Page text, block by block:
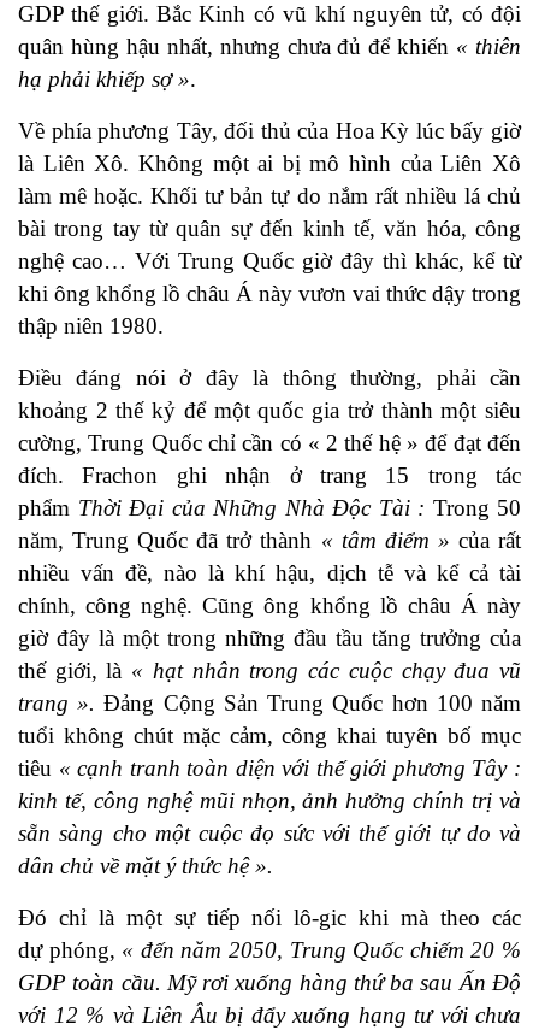
GDP thế giới. Bắc Kinh có vũ khí nguyên tử, có đội
quân hùng hậu nhất, nhưng chưa đủ để khiến « thiên
hạ phải khiếp sợ ».
Về phía phương Tây, đối thủ của Hoa Kỳ lúc bấy giờ
là Liên Xô. Không một ai bị mô hình của Liên Xô
làm mê hoặc. Khối tư bản tự do nắm rất nhiều lá chủ
bài trong tay từ quân sự đến kinh tế, văn hóa, công
nghệ cao… Với Trung Quốc giờ đây thì khác, kể từ
khi ông khổng lồ châu Á này vươn vai thức dậy trong
thập niên 1980.
Điều đáng nói ở đây là thông thường, phải cần
khoảng 2 thế kỷ để một quốc gia trở thành một siêu
cường, Trung Quốc chỉ cần có « 2 thế hệ » để đạt đến
đích. Frachon ghi nhận ở trang 15 trong tác
phẩm Thời Đại của Những Nhà Độc Tài : Trong 50
năm, Trung Quốc đã trở thành « tâm điểm » của rất
nhiều vấn đề, nào là khí hậu, dịch tễ và kể cả tài
chính, công nghệ. Cũng ông khổng lồ châu Á này
giờ đây là một trong những đầu tầu tăng trưởng của
thế giới, là « hạt nhân trong các cuộc chạy đua vũ
trang ». Đảng Cộng Sản Trung Quốc hơn 100 năm
tuổi không chút mặc cảm, công khai tuyên bố mục
tiêu « cạnh tranh toàn diện với thế giới phương Tây :
kinh tế, công nghệ mũi nhọn, ảnh hưởng chính trị và
sẵn sàng cho một cuộc đọ sức với thế giới tự do và
dân chủ về mặt ý thức hệ ».
Đó chỉ là một sự tiếp nối lô-gic khi mà theo các
dự phóng, « đến năm 2050, Trung Quốc chiếm 20 %
GDP toàn cầu. Mỹ rơi xuống hàng thứ ba sau Ấn Độ
với 12 % và Liên Âu bị đẩy xuống hạng tư với chưa